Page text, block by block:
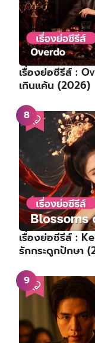
เรื่องย่อซีรีส์ :
เกินแค้น (2026)
เรื่องย่อซีรีส์ :
รักกระดูกปักษา